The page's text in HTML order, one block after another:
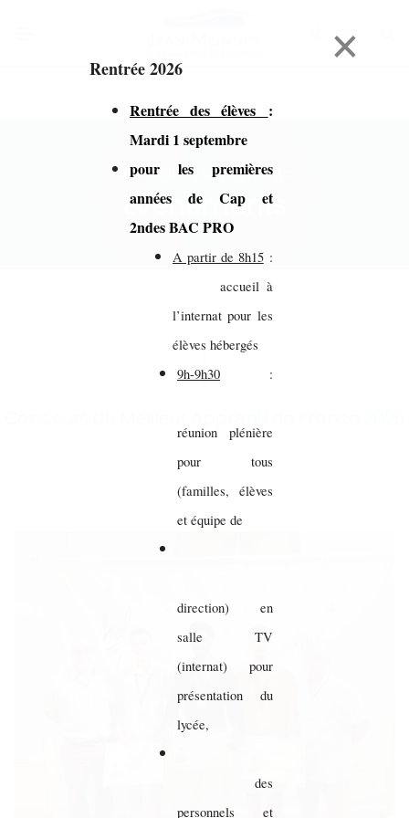
×
Rentrée 2026
Rentrée des élèves :
Mardi 1 septembre
pour les premières
années de Cap et
2ndes BAC PRO
A partir de 8h15:
accueil à
l’internat pour les
élèves hébergés
9h-9h30 :
réunion plénière
pour tous
(familles, élèves
et équipe de
direction) en
salle TV
(internat) pour
présentation du
lycée,
des
personnels et
Accueil > Evénements
Evénements